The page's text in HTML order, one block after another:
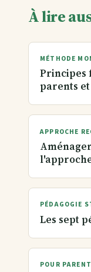
À lire
MÉTHODE
Principes
parents
APPROCHE
PÉDAGOGIE
Les sept
POUR